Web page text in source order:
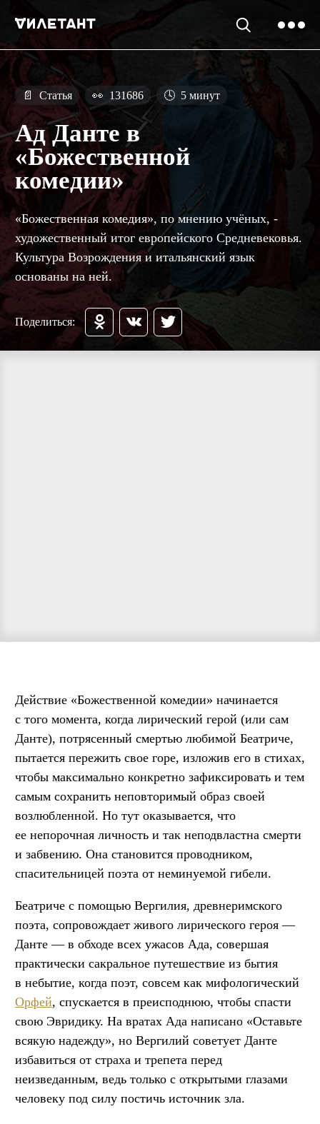
📄 Статья 👀 131686 🕓 5 минут
Ад Данте в
«Божественной
комедии»
«Божественная комедия», по мнению учёных, -
художественный итог европейского Средневековья.
Культура Возрождения и итальянский язык
основаны на ней.
Поделиться:
Действие «Божественной комедии» начинается
с того момента, когда лирический герой (или сам
Данте), потрясенный смертью любимой Беатриче,
пытается пережить свое горе, изложив его в стихах,
чтобы максимально конкретно зафиксировать и тем
самым сохранить неповторимый образ своей
возлюбленной. Но тут оказывается, что
ее непорочная личность и так неподвластна смерти
и забвению. Она становится проводником,
спасительницей поэта от неминуемой гибели.
Беатриче с помощью Вергилия, древнеримского
поэта, сопровождает живого лирического героя —
Данте — в обходе всех ужасов Ада, совершая
практически сакральное путешествие из бытия
в небытие, когда поэт, совсем как мифологический
Орфей, спускается в преисподнюю, чтобы спасти
свою Эвридику. На вратах Ада написано «Оставьте
всякую надежду», но Вергилий советует Данте
избавиться от страха и трепета перед
неизведанным, ведь только с открытыми глазами
человеку под силу постичь источник зла.